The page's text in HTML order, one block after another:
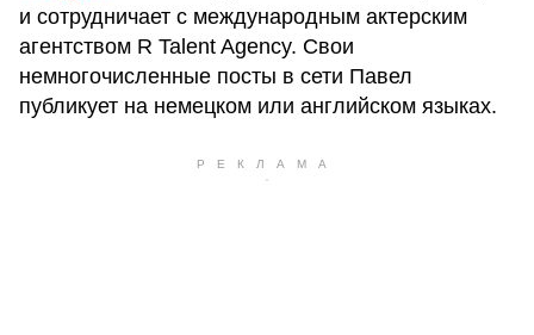
и сотрудничает с международным актерским
агентством R Talent Agency. Свои
немногочисленные посты в сети Павел
публикует на немецком или английском языках.